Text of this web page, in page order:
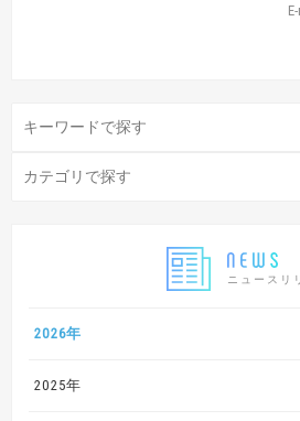
ニュースリ
2026年
2025年